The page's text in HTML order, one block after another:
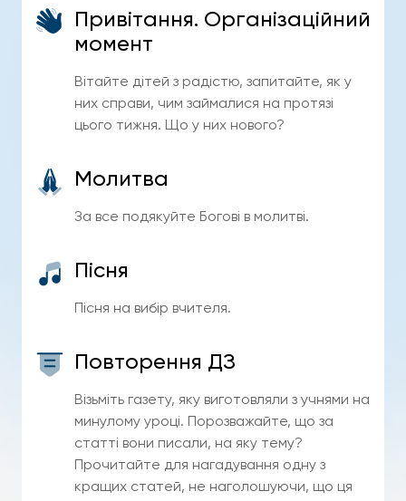
Привітання. Організаційний
момент
Вітайте дітей з радістю, запитайте, як у
них справи, чим займалися на протязі
цього тижня. Що у них нового?
Молитва
За все подякуйте Богові в молитві.
Пісня
Пісня на вибір вчителя.
Повторення ДЗ
Візьміть газету, яку виготовляли з учнями на
минулому уроці. Порозважайте, що за
статті вони писали, на яку тему?
Прочитайте для нагадування одну з
кращих статей, не наголошуючи, що ця